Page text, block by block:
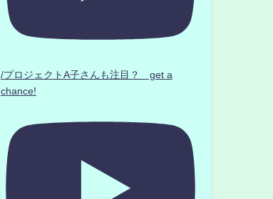
/プロジェクトA子さんも注目？ get a
chance!